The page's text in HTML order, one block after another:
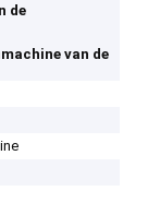
de
van de